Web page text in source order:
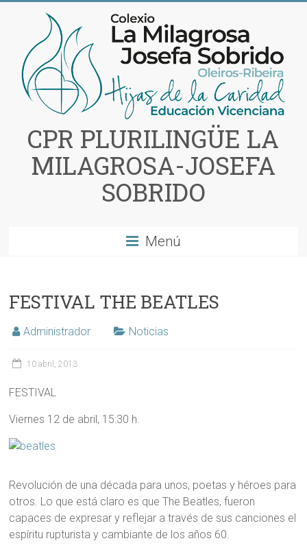
contenido
CPR PLURILINGÜE LA
MILAGROSA-JOSEFA
SOBRIDO
Menú
FESTIVAL THE BEATLES
Administrador Noticias
10 abril, 2013
FESTIVAL
Viernes 12 de abril, 15:30 h.
Revolución de una década para unos, poetas y héroes para
otros. Lo que está claro es que The Beatles, fueron
capaces de expresar y reflejar a través de sus canciones el
espíritu rupturista y cambiante de los años 60.